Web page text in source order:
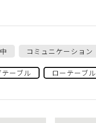
コミュニケーション
ーブル ローテーブル